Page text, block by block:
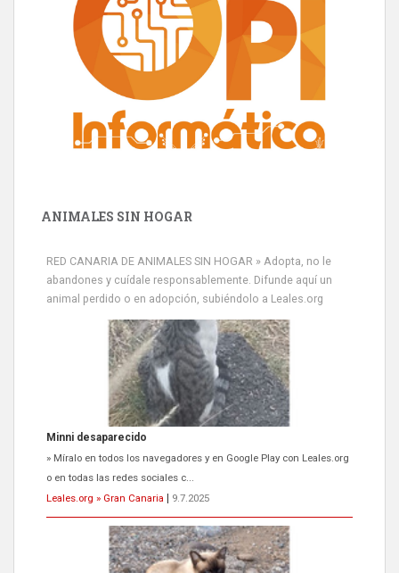
ANIMALES SIN HOGAR
RED CANARIA DE ANIMALES SIN HOGAR » Adopta, no le
abandones y cuídale responsablemente. Difunde aquí un
animal perdido o en adopción, subiéndolo a Leales.org
Minni desaparecido
» Míralo en todos los navegadores y en Google Play con Leales.org
o en todas las redes sociales c...
Leales.org » Gran Canaria
9.7.2025